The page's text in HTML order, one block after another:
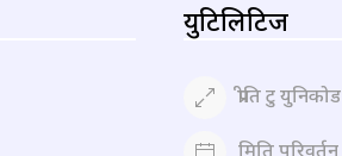
युटिलिटिज
प्रीति टु युनिकोड